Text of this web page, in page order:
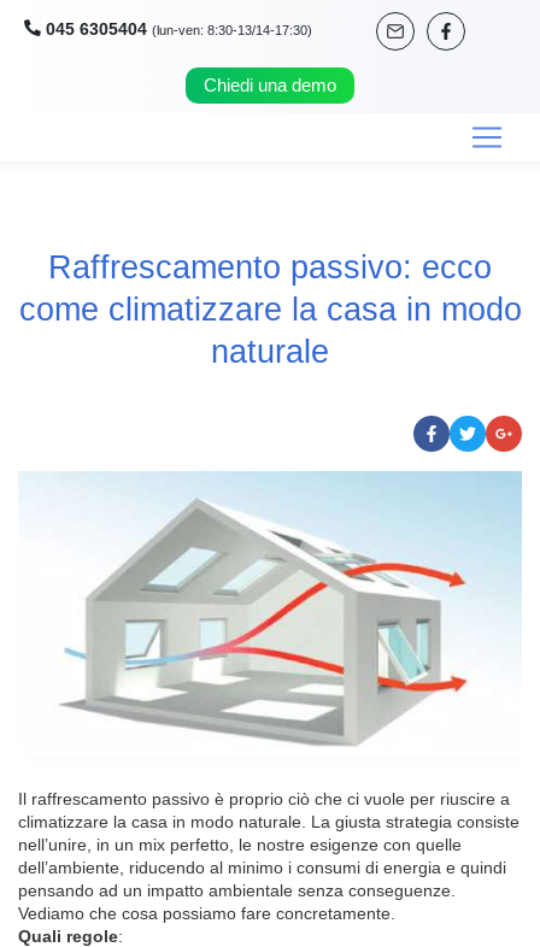
Chiedi una demo
045 6305404 (lun-ven: 8:30-13/14-17:30)
Raffrescamento passivo: ecco
come climatizzare la casa in modo
naturale
Il raffrescamento passivo è proprio ciò che ci vuole per riuscire a
climatizzare la casa in modo naturale. La giusta strategia consiste
nell’unire, in un mix perfetto, le nostre esigenze con quelle
dell’ambiente, riducendo al minimo i consumi di energia e quindi
pensando ad un impatto ambientale senza conseguenze.
Vediamo che cosa possiamo fare concretamente.
Quali regole: